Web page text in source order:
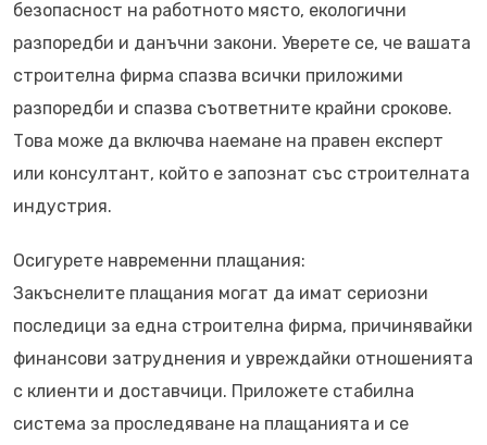
безопасност на работното място, екологични
разпоредби и данъчни закони. Уверете се, че вашата
строителна фирма спазва всички приложими
разпоредби и спазва съответните крайни срокове.
Това може да включва наемане на правен експерт
или консултант, който е запознат със строителната
индустрия.
Осигурете навременни плащания:
Закъснелите плащания могат да имат сериозни
последици за една строителна фирма, причинявайки
финансови затруднения и увреждайки отношенията
с клиенти и доставчици. Приложете стабилна
система за проследяване на плащанията и се